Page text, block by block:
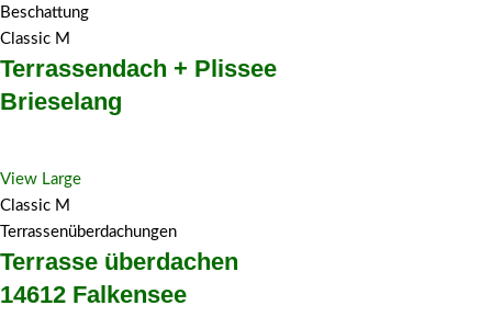
Beschattung
Classic M
Terrassendach + Plissee
Brieselang
View Large
Classic M
Terrassenüberdachungen
Terrasse überdachen
14612 Falkensee